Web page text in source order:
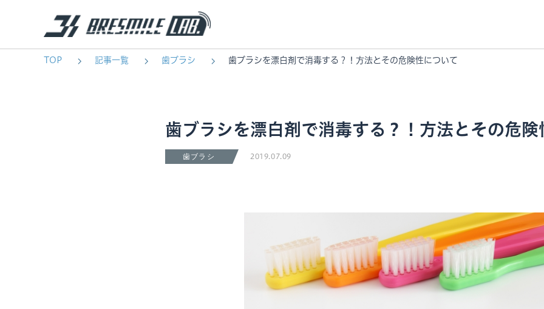
TOP 記事一覧 歯ブラシ 歯ブラシを漂白剤で消毒する？！方法とその危険性について
歯ブラシを漂白剤で消毒する？！方法とその危
歯ブラシ 2019.07.09